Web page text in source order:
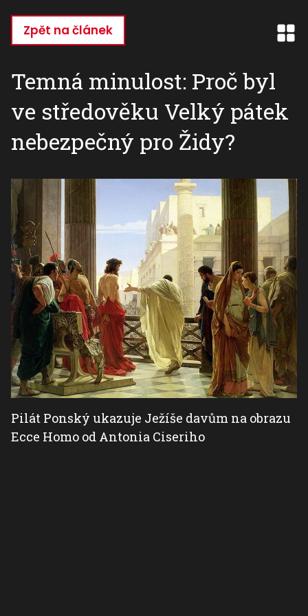
hlavnímu
Zpět na článek
Temná minulost: Proč byl
ve středověku Velký pátek
nebezpečný pro Židy?
Pilát Ponský ukazuje Ježíše davům na obrazu
Ecce Homo od Antonia Ciseriho